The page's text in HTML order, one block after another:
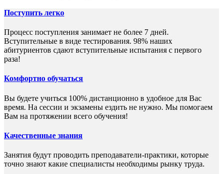
Поступить легко
Процесс поступления занимает не более 7 дней.
Вступительные в виде тестирования. 98% наших
абитуриентов сдают вступительные испытания с первого
раза!
Комфортно обучаться
Вы будете учиться 100% дистанционно в удобное для Вас
время. На сессии и экзамены ездить не нужно. Мы помогаем
Вам на протяжении всего обучения!
Качественные знания
Занятия будут проводить преподаватели-практики, которые
точно знают какие специалисты необходимы рынку труда.